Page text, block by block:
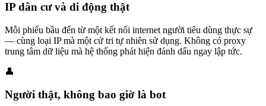
IP dân cư và di động thật
Mỗi phiếu bầu đến từ một kết nối internet người tiêu dùng thực sự
— cùng loại IP mà một cử tri tự nhiên sử dụng. Không có proxy
trung tâm dữ liệu mà hệ thống phát hiện đánh dấu ngay lập tức.
👤
Người thật, không bao giờ là bot